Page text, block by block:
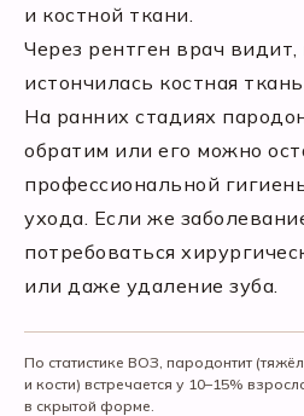
и костной ткани.
Через рентген врач
истончилась костная
На ранних стадиях
обратим или его можно
профессиональной
ухода. Если же
потребоваться
или даже удаление зуба.
По статистике ВОЗ, пародонтит
и кости) встречается у 10–15%
в скрытой форме.